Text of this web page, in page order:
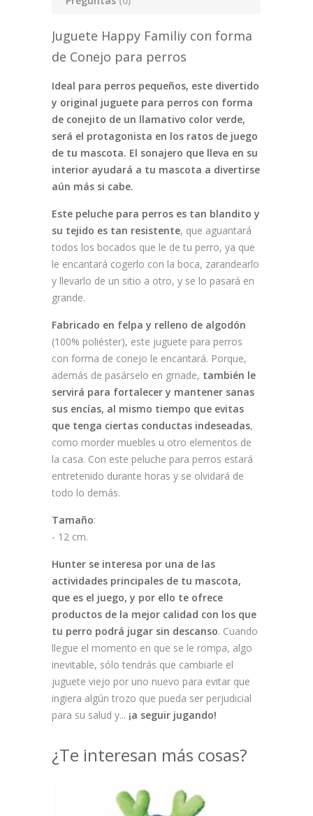
Juguete Happy Familiy con forma
de Conejo para perros
Ideal para perros pequeños, este divertido
y original juguete para perros con forma
de conejito de un llamativo color verde,
será el protagonista en los ratos de juego
de tu mascota. El sonajero que lleva en su
interior ayudará a tu mascota a divertirse
aún más si cabe.
Este peluche para perros es tan blandito y
su tejido es tan resistente, que aguantará
todos los bocados que le de tu perro, ya que
le encantará cogerlo con la boca, zarandearlo
y llevarlo de un sitio a otro, y se lo pasará en
grande.
Fabricado en felpa y relleno de algodón
(100% poliéster), este juguete para perros
con forma de conejo le encantará. Porque,
además de pasárselo en grnade, también le
servirá para fortalecer y mantener sanas
sus encías, al mismo tiempo que evitas
que tenga ciertas conductas indeseadas,
como morder muebles u otro elementos de
la casa. Con este peluche para perros estará
entretenido durante horas y se olvidará de
todo lo demás.
Tamaño:
- 12 cm.
Hunter se interesa por una de las
actividades principales de tu mascota,
que es el juego, y por ello te ofrece
productos de la mejor calidad con los que
tu perro podrá jugar sin descanso. Cuando
llegue el momento en que se le rompa, algo
inevitable, sólo tendrás que cambiarle el
juguete viejo por uno nuevo para evitar que
ingiera algún trozo que pueda ser perjudicial
para su salud y... ¡a seguir jugando!
¿Te interesan más cosas?